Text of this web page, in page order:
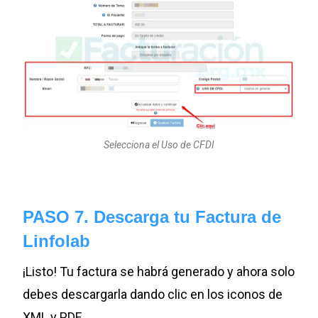
Selecciona el Uso de CFDI
PASO 7. Descarga tu Factura de
Linfolab
¡Listo! Tu factura se habrá generado y ahora solo
debes descargarla dando clic en los iconos de